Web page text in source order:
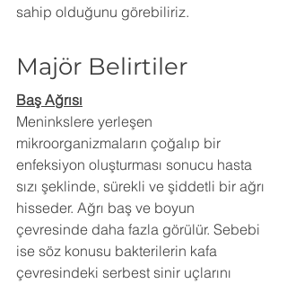
sahip olduğunu görebiliriz.
Majör Belirtiler
Baş Ağrısı
Meninkslere yerleşen
mikroorganizmaların çoğalıp bir
enfeksiyon oluşturması sonucu hasta
sızı şeklinde, sürekli ve şiddetli bir ağrı
hisseder. Ağrı baş ve boyun
çevresinde daha fazla görülür. Sebebi
ise söz konusu bakterilerin kafa
çevresindeki serbest sinir uçlarını